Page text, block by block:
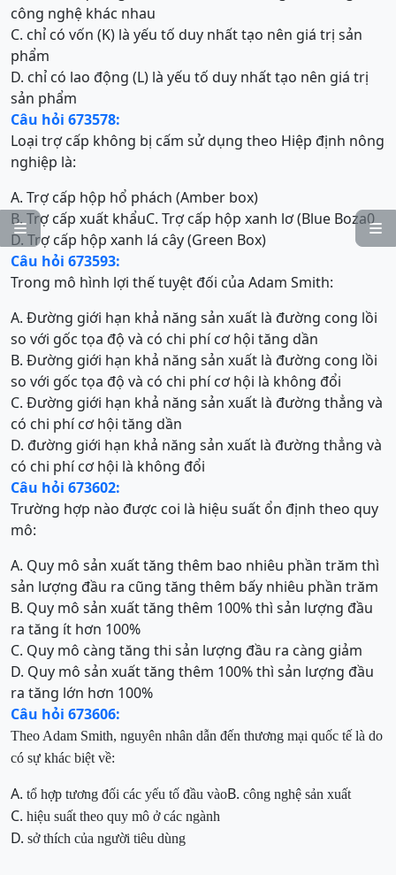


công nghệ khác nhau
C. chỉ có vốn (K) là yếu tố duy nhất tạo nên giá trị sản
phẩm
D. chỉ có lao động (L) là yếu tố duy nhất tạo nên giá trị
sản phẩm
Câu hỏi 673578:
Loại trợ cấp không bị cấm sử dụng theo Hiệp định nông
nghiệp là:
A. Trợ cấp hộp hổ phách (Amber box)
B. Trợ cấp xuất khẩuC. Trợ cấp hộp xanh lơ (Blue Boza0
D. Trợ cấp hộp xanh lá cây (Green Box)
Câu hỏi 673593:
Trong mô hình lợi thế tuyệt đối của Adam Smith:
A. Đường giới hạn khả năng sản xuất là đường cong lồi
so với gốc tọa độ và có chi phí cơ hội tăng dần
B. Đường giới hạn khả năng sản xuất là đường cong lồi
so với gốc tọa độ và có chi phí cơ hội là không đổi
C. Đường giới hạn khả năng sản xuất là đường thẳng và
có chi phí cơ hội tăng dần
D. đường giới hạn khả năng sản xuất là đường thẳng và
có chi phí cơ hội là không đổi
Câu hỏi 673602:
Trường hợp nào được coi là hiệu suất ổn định theo quy
mô:
A. Quy mô sản xuất tăng thêm bao nhiêu phần trăm thì
sản lượng đầu ra cũng tăng thêm bấy nhiêu phần trăm
B. Quy mô sản xuất tăng thêm 100% thì sản lượng đầu
ra tăng ít hơn 100%
C. Quy mô càng tăng thi sản lượng đầu ra càng giảm
D. Quy mô sản xuất tăng thêm 100% thì sản lượng đầu
ra tăng lớn hơn 100%
Câu hỏi 673606:
Theo Adam Smith, nguyên nhân dẫn đến thương mại quốc tế là do
có sự khác biệt về:
A. tổ hợp tương đối các yếu tố đầu vàoB. công nghệ sản xuất
C. hiệu suất theo quy mô ở các ngành
D. sở thích của người tiêu dùng